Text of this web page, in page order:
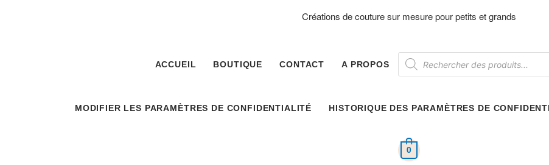
Créations de couture sur mesure pour petits et grands
ACCUEIL BOUTIQUE CONTACT A PROPOS
Recherche
de
produits
MODIFIER LES PARAMÈTRES DE CONFIDENTIALITÉ HISTORIQUE DES PARAMÈTRES DE
0